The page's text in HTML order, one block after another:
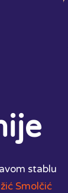
stablu
Smolčić